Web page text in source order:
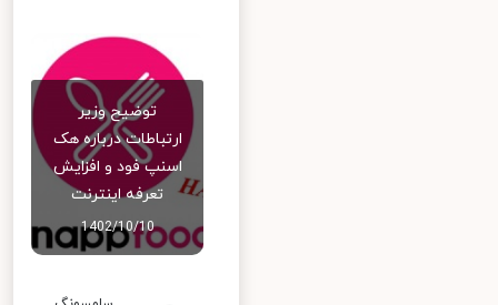
توضیح وزیر
ارتباطات درباره هک
اسنپ‌ فود و افزایش
تعرفه اینترنت
1402/10/10